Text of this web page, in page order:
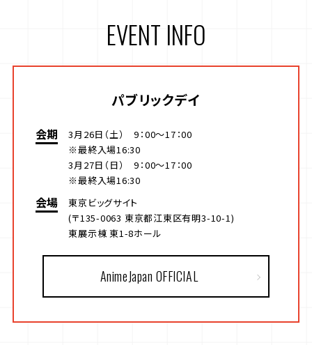
EVENT INFO
パブリックデイ
会期
3月26日（土） 9：00～17：00
※最終入場16:30
3月27日（日） 9：00～17：00
※最終入場16:30
会場
東京ビッグサイト
(〒135-0063 東京都江東区有明3-10-1)
東展示棟 東1-8ホール
AnimeJapan OFFICIAL